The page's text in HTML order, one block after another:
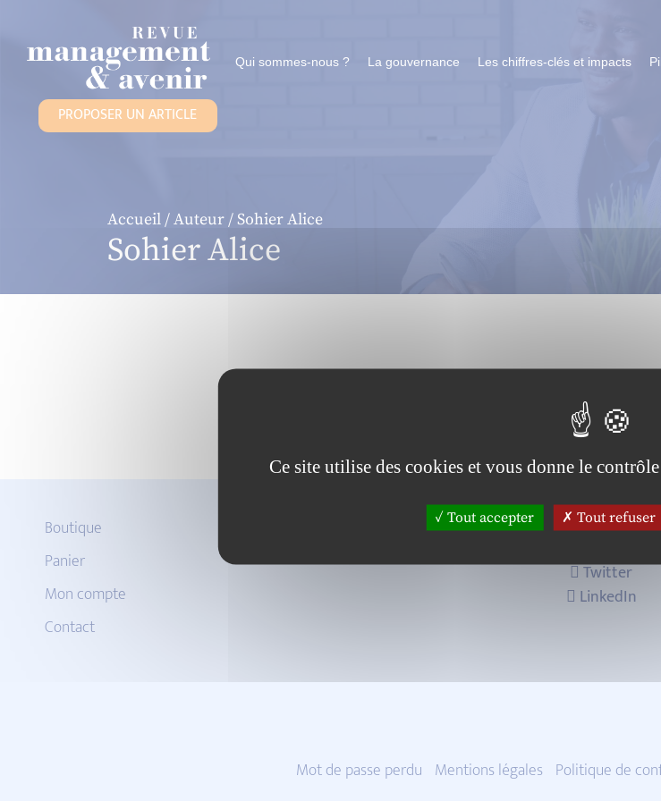
Qui sommes-nous ? La gouvernance Les chiffres-clés et impacts
PROPOSER UN ARTICLE
Accueil/Auteur/ Sohier Alice
Sohier Alice
Boutique
Panier
Mon compte
Contact
Twitter
LinkedIn
Mot de passe perdu Mentions légales Politique de
Ce site utilise des cookies et vous donne le
Tout accepter Tout refuser